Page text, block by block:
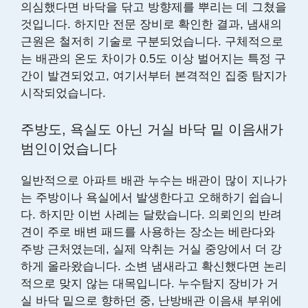
의심했다면 바닥을 닦고 방향제를 뿌리는 데 그쳤을
것입니다. 하지만 전문 장비로 확인한 결과, 냄새의
근원은 철저히 기술로 구분되었습니다. 구체적으로
는 배관의 온도 차이가 0.5도 이상 벌어지는 특정 구
간이 발견되었고, 여기서부터 본격적인 집중 탐지가
시작되었습니다.
주방도, 욕실도 아닌 거실 바닥 밑 이음새가
범인이었습니다
일반적으로 아파트 배관 누수는 배관이 많이 지나가
는 주방이나 욕실에서 발생한다고 오해하기 쉽습니
다. 하지만 이번 사례는 달랐습니다. 의뢰인의 반려
견이 주로 배변 패드를 사용하는 장소는 베란다와
주방 근처였는데, 실제 악취는 거실 중앙에서 더 강
하게 올라왔습니다. 소변 냄새라고 확신했다면 논리
적으로 맞지 않는 대목입니다. 누수탐지 장비가 거
실 바닥 밑으로 향하던 중, 난방배관 이음새 부위에